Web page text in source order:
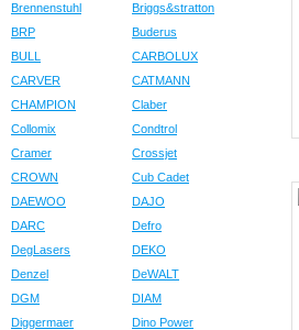
Brennenstuhl
Briggs&stratton
BRP
Buderus
BULL
CARBOLUX
CARVER
CATMANN
CHAMPION
Claber
Collomix
Condtrol
Cramer
Crossjet
CROWN
Cub Cadet
DAEWOO
DAJO
DARC
Defro
DegLasers
DEKO
Denzel
DeWALT
DGM
DIAM
Diggermaer
Dino Power